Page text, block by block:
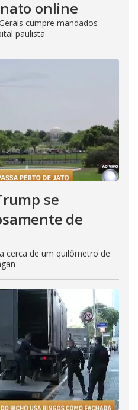
online
cumpre mandados
paulista
se
de
cerca de um quilômetro de